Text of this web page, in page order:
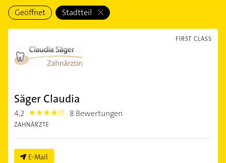
Geöffnet Stadtteil
FIRST CLASS
Säger Claudia
4,2 4.2000003 8 Bewertungen
ZAHNÄRZTE
E-Mail